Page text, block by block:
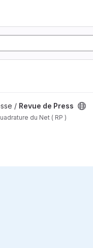
/ Revue de Press
du Net ( RP )